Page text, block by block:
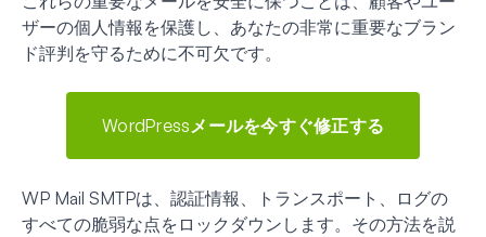
ザーの個人情報を保護し、あなたの非常に重要なブラン
ド評判を守るために不可欠です。
WordPressメールを今すぐ修正する
WP Mail SMTPは、認証情報、トランスポート、ログの
すべての脆弱な点をロックダウンします。その方法を説